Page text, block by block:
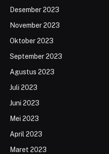
Desember 2023
November 2023
Oktober 2023
September 2023
Agustus 2023
Juli 2023
Juni 2023
Mei 2023
April 2023
Maret 2023